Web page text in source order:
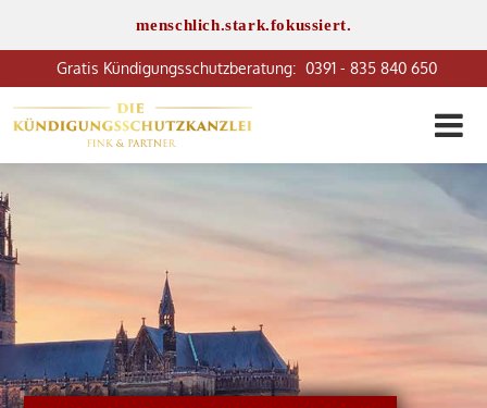
menschlich.stark.fokussiert.
0391 - 835 840 650